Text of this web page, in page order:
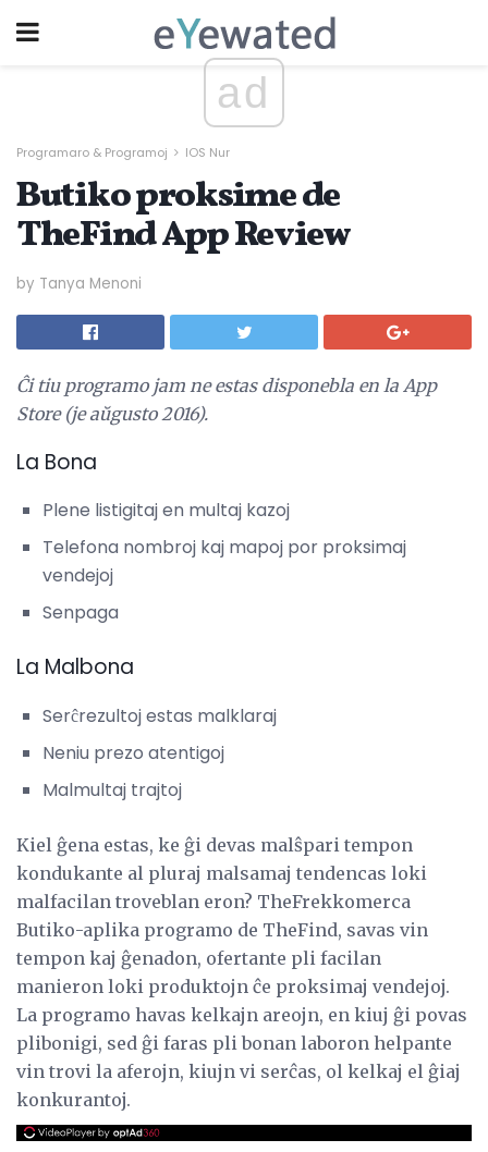
ad
Programaro & Programoj IOS Nur
Butiko proksime de
TheFind App Review
by Tanya Menoni
Ĉi tiu programo jam ne estas disponebla en la App
Store (je aŭgusto 2016).
La Bona
Plene listigitaj en multaj kazoj
Telefona nombroj kaj mapoj por proksimaj
vendejoj
Senpaga
La Malbona
Serĉrezultoj estas malklaraj
Neniu prezo atentigoj
Malmultaj trajtoj
Kiel ĝena estas, ke ĝi devas malŝpari tempon
kondukante al pluraj malsamaj tendencas loki
malfacilan troveblan eron? TheFrekkomerca
Butiko-aplika programo de TheFind, savas vin
tempon kaj ĝenadon, ofertante pli facilan
manieron loki produktojn ĉe proksimaj vendejoj.
La programo havas kelkajn areojn, en kiuj ĝi povas
plibonigi, sed ĝi faras pli bonan laboron helpante
vin trovi la aferojn, kiujn vi serĉas, ol kelkaj el ĝiaj
konkurantoj.